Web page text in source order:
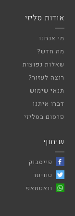
אודות סליזי
מי אנחנו
מה חדש?
שאלות נפוצות
רוצה לעזור?
תנאי שימוש
דברו איתנו
פרסום בסליזי
שיתוף
פייסבוק
טוויטר
וואטסאפ